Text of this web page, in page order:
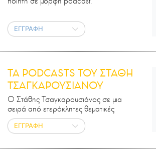
ΕΓΓΡΑΦΗ
ΤΑ PODCASTS ΤΟΥ ΣΤΑΘΗ
ΤΣΑΓΚΑΡΟΥΣΙΑΝΟΥ
Ο Στάθης Τσαγκαρουσιάνος σε μια
σειρά από ετερόκλητες θεματικές
ΕΓΓΡΑΦΗ